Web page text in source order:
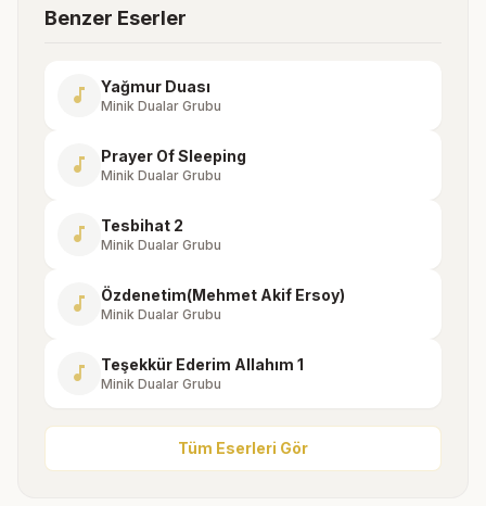
Benzer Eserler
music_note Yağmur Duası
Minik Dualar Grubu
music_note Prayer Of Sleeping
Minik Dualar Grubu
music_note Tesbihat 2
Minik Dualar Grubu
music_note Özdenetim(Mehmet Akif Ersoy)
Minik Dualar Grubu
music_note Teşekkür Ederim Allahım 1
Minik Dualar Grubu
Tüm Eserleri Gör